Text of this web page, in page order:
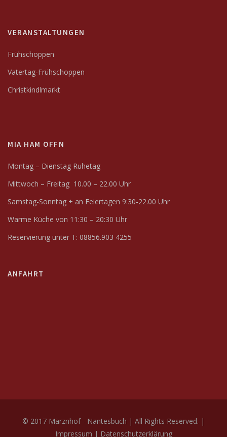
VERANSTALTUNGEN
Frühschoppen
Vatertag-Frühschoppen
Christkindlmarkt
MIA HAM OFFN
Montag – Dienstag Ruhetag
Mittwoch – Freitag 10.00 – 22.00 Uhr
Samstag-Sonntag + an Feiertagen 9:30-22.00 Uhr
Warme Küche von 11:30 – 20:30 Uhr
Reservierung unter T: 08856.903 4255
ANFAHRT
© 2017 Märznhof - Nantesbuch | All Rights Reserved. |
Impressum | Datenschutzerklärung